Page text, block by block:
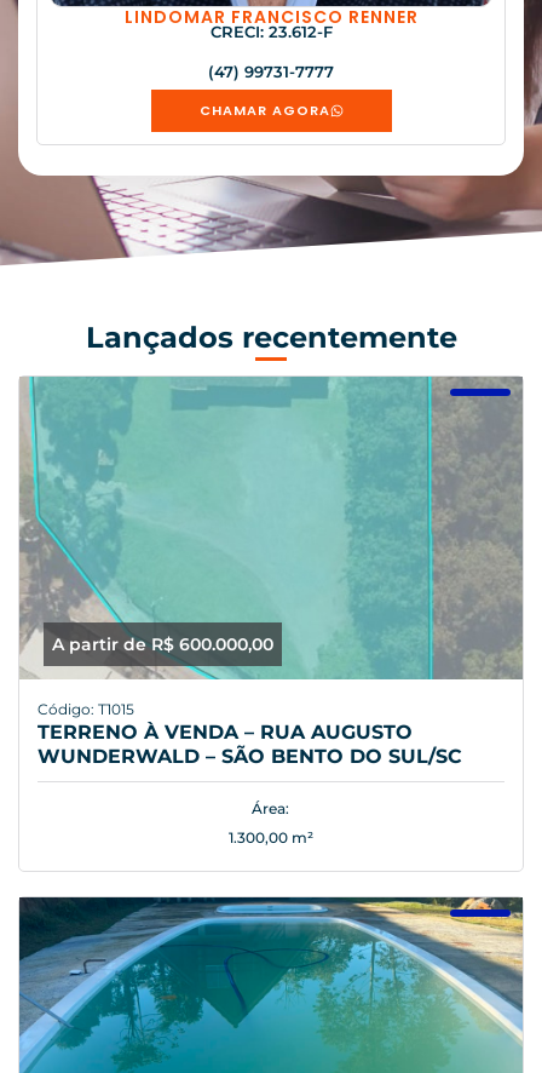
LINDOMAR FRANCISCO RENNER
CRECI: 23.612-F
(47) 99731-7777
CHAMAR AGORA
Lançados recentemente
A partir de R$ 600.000,00
Código: T1015
TERRENO À VENDA – RUA AUGUSTO
WUNDERWALD – SÃO BENTO DO SUL/SC
Área:
1.300,00 m²